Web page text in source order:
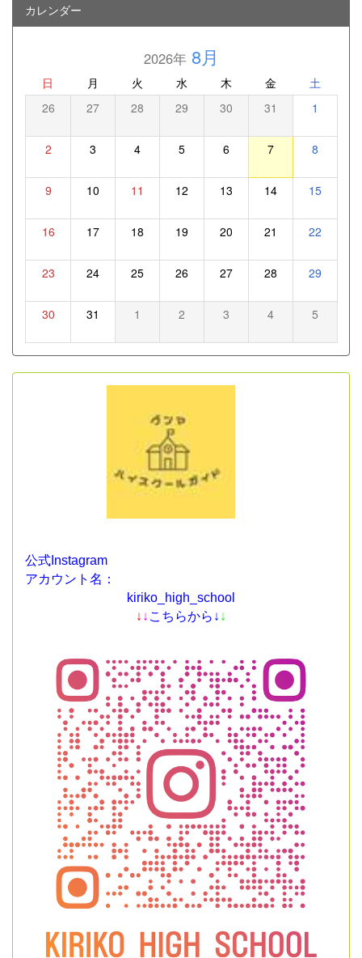
カレンダー
2026年8月
日 月 火 水 木 金 土
26 27 28 29 30 31 1
2 3 4 5 6 7 8
9 10 11 12 13 14 15
16 17 18 19 20 21 22
23 24 25 26 27 28 29
30 31 1 2 3 4 5
公式Instagram
アカウント名：
kiriko_high_school
↓ ↓ こちらから↓ ↓